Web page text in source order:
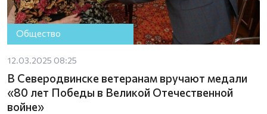
Общество
12.03.2025 08:25
В Северодвинске ветеранам вручают медали
«80 лет Победы в Великой Отечественной
войне»